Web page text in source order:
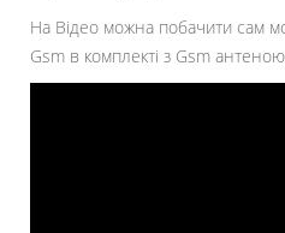
На Відео можна побачити сам
Gsm в комплекті з Gsm